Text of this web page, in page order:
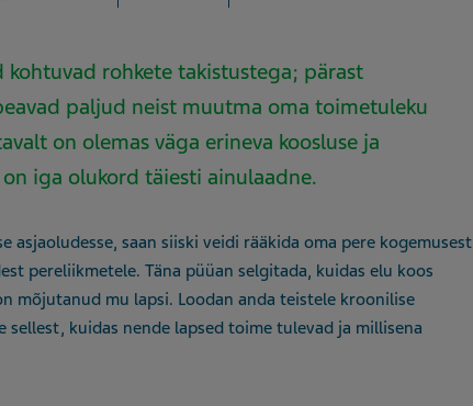
rohkete takistustega; pärast
paljud neist muutma oma toimetuleku
on olemas väga erineva koosluse ja
iga olukord täiesti ainulaadne.
asjaoludesse, saan siiski veidi rääkida oma pere kogemusest
pereliikmetele. Täna püüan selgitada, kuidas elu koos
mõjutanud mu lapsi. Loodan anda teistele kroonilise
sellest, kuidas nende lapsed toime tulevad ja millisena